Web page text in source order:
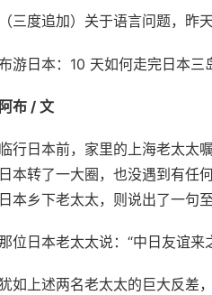
（三度追加）关于语言问题，昨
游日本：10 天如何走完日本三
阿布 / 文
临行日本前，家里的上海老太太
日本转了一大圈，也没遇到有任
日本乡下老太太，则说出了一句
位日本老太太说：“中日友谊
犹如上述两名老太太的巨大反差